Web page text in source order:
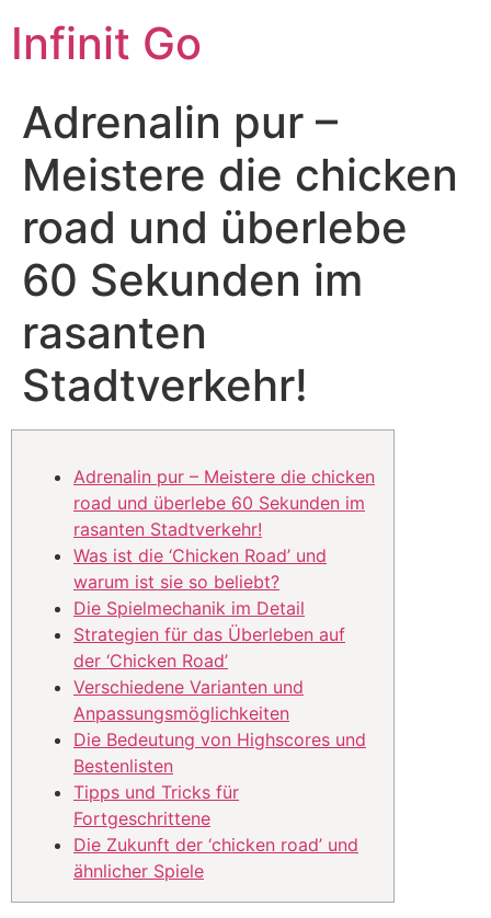
Infinit Go
Adrenalin pur –
Meistere die chicken
road und überlebe
60 Sekunden im
rasanten
Stadtverkehr!
Adrenalin pur – Meistere die chicken
road und überlebe 60 Sekunden im
rasanten Stadtverkehr!
Was ist die ‘Chicken Road’ und
warum ist sie so beliebt?
Die Spielmechanik im Detail
Strategien für das Überleben auf
der ‘Chicken Road’
Verschiedene Varianten und
Anpassungsmöglichkeiten
Die Bedeutung von Highscores und
Bestenlisten
Tipps und Tricks für
Fortgeschrittene
Die Zukunft der ‘chicken road’ und
ähnlicher Spiele